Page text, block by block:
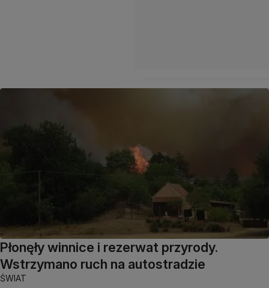
Płonęły winnice i rezerwat przyrody.
Wstrzymano ruch na autostradzie
ŚWIAT